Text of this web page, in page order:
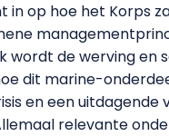
in op hoe het Korps
wordt de werving en
dit marine-
en een uitdagende
relevante